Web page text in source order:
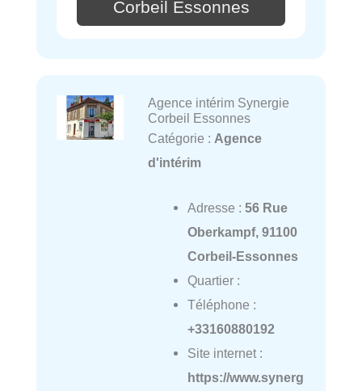
Corbeil Essonnes
Agence intérim Synergie
Corbeil Essonnes
Catégorie : Agence
d'intérim
Adresse : 56 Rue
Oberkampf, 91100
Corbeil-Essonnes
Quartier :
Téléphone :
+33160880192
Site internet :
https://www.synerg